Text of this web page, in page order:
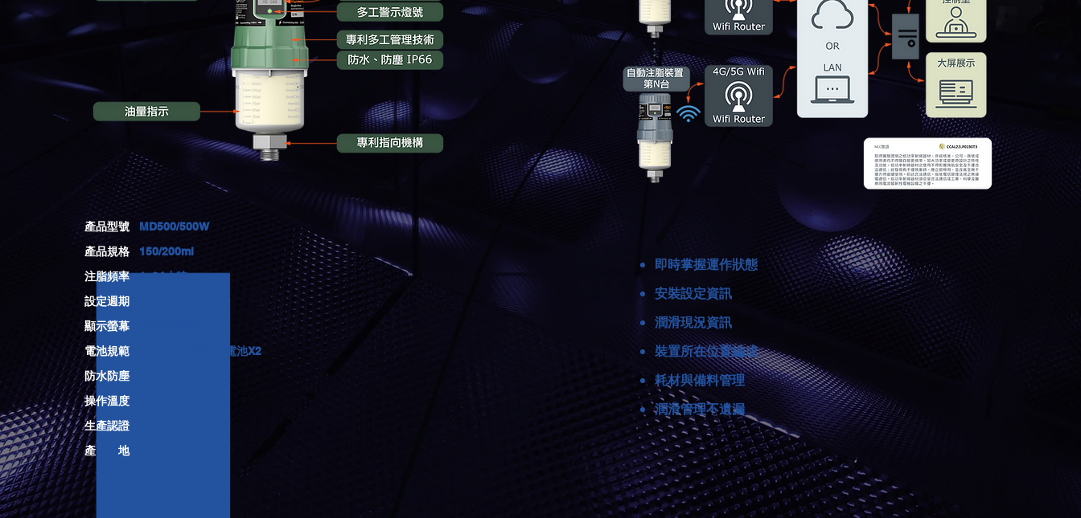
​產品型號
MD500/500W
​產品規格
150/200ml
注脂頻率
1~24小時
設定週期
顯示螢幕
電池規範
D315B 3V專用鋰電池X2
防水防塵
操作溫度
生產認證
產 地
即時掌握運作狀態
安裝設定資訊
潤滑現況資訊
裝置所在位置編成
耗材與備料管理
潤滑管理不遺漏